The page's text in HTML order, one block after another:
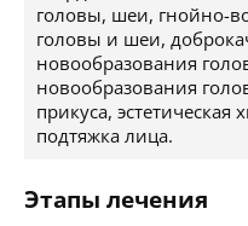
головы, шеи, гнойно-
головы и шеи,
новообразования
новообразования
прикуса,
подтяжка лица.
Этапы лечения